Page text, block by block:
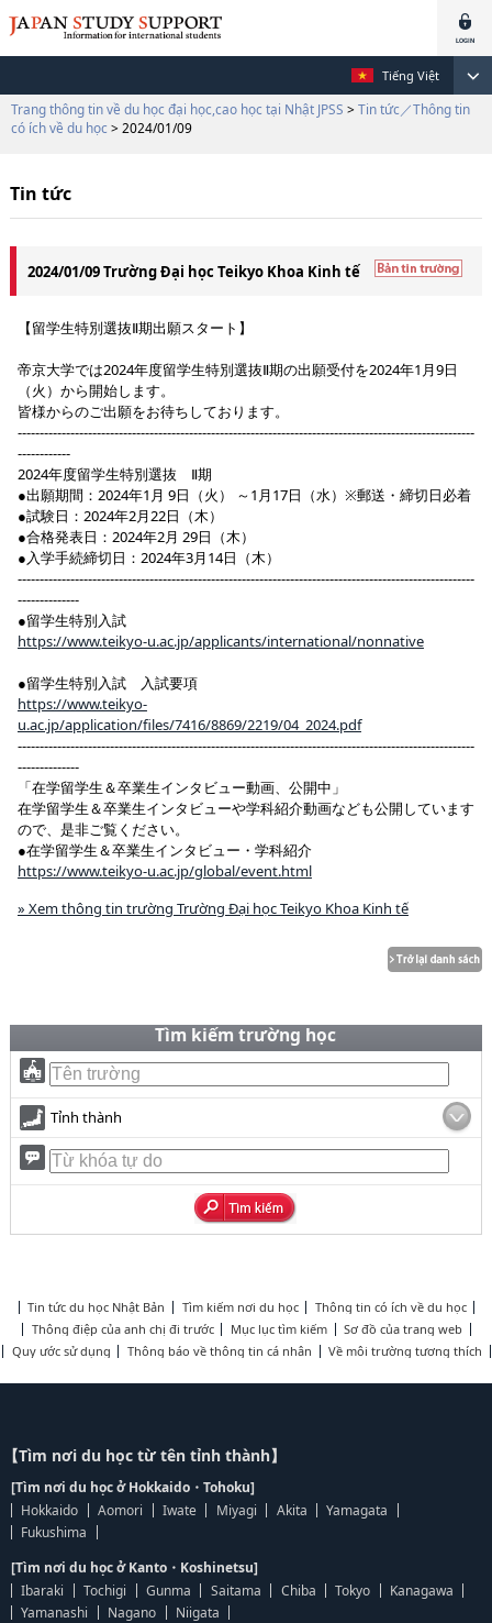
Tiếng Việt
Trang thông tin về du học đại học,cao học tại Nhật JPSS > Tin tức／Thông tin
có ích về du học > 2024/01/09
Tin tức
2024/01/09 Trường Đại học Teikyo Khoa Kinh tế
【留学生特別選抜Ⅱ期出願スタート】
帝京大学では2024年度留学生特別選抜Ⅱ期の出願受付を2024年1月9日
（火）から開始します。
皆様からのご出願をお待ちしております。
--------------------------------------------------------------------------------------------------------
------------
2024年度留学生特別選抜 Ⅱ期
●出願期間：2024年1月 9日（火） ～1月17日（水）※郵送・締切日必着
●試験日：2024年2月22日（木）
●合格発表日：2024年2月 29日（木）
●入学手続締切日：2024年3月14日（木）
--------------------------------------------------------------------------------------------------------
--------------
●留学生特別入試
https://www.teikyo-u.ac.jp/applicants/international/nonnative
●留学生特別入試 入試要項
https://www.teikyo-
u.ac.jp/application/files/7416/8869/2219/04_2024.pdf
--------------------------------------------------------------------------------------------------------
--------------
「在学留学生＆卒業生インタビュー動画、公開中」
在学留学生＆卒業生インタビューや学科紹介動画なども公開しています
ので、是非ご覧ください。
●在学留学生＆卒業生インタビュー・学科紹介
https://www.teikyo-u.ac.jp/global/event.html
» Xem thông tin trường Trường Đại học Teikyo Khoa Kinh tế
Tìm kiếm trường học
Tỉnh thành
Tin tức du học Nhật Bản Tìm kiếm nơi du học
Thông tin có ích về du học
Thông điệp của anh chị đi trước
Mục lục tìm kiếm
Sơ đồ của trang web
Quy ước sử dụng
Thông báo về thông tin cá nhân Về môi trường tương thích
【Tìm nơi du học từ tên tỉnh thành】
[Tìm nơi du học ở Hokkaido・Tohoku]
Hokkaido
Aomori Iwate Miyagi Akita
Yamagata
Fukushima
[Tìm nơi du học ở Kanto・Koshinetsu]
Ibaraki
Tochigi Gunma Saitama Chiba Tokyo
Kanagawa
Yamanashi
Nagano
Niigata